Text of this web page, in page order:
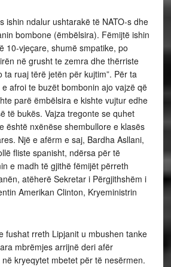
ishin ndalur ushtarakë të NATO-s dhe
bombone (ëmbëlsira). Fëmijtë ishin
10-vjeçare, shumë smpatike, po
në grusht te zemra dhe thërriste
ta ruaj tërë jetën për kujtim”. Për ta
afroi te buzët bombonin ajo vajzë që
parë ëmbëlsira e kishte vujtur edhe
të bukës. Vajza tregonte se quhet
është nxënëse shembullore e klasës
Një e afërm e saj, Bardha Asllani,
fliste spanisht, ndërsa për të
e madh të gjithë fëmijët përreth
atëherë Sekretar i Përgjithshëm i
Amerikan Clinton, Kryeministrin
fushat rreth Lipjanit u mbushen tanke
mbrëmjes arrijnë deri afër
kryeqytet mbetet për të nesërmen.